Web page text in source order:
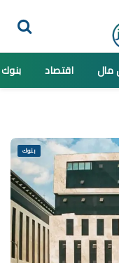
اقتصاد بنوك
بنوك